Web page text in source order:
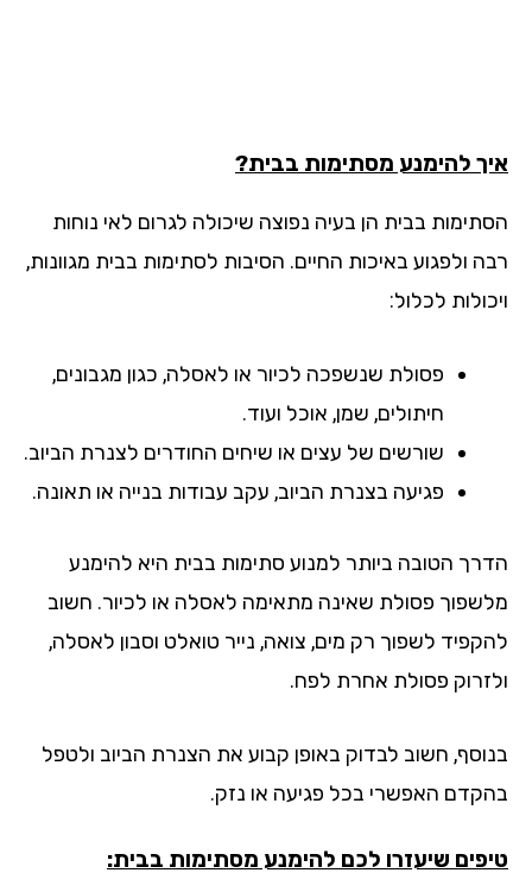
להימנע מסתימות בבית?
בבית הן בעיה נפוצה שיכולה לגרום לאי נוחות
ולפגוע באיכות החיים. הסיבות לסתימות בבית מגוונות,
לכלול:
פסולת שנשפכה לכיור או לאסלה, כגון מגבונים,
חיתולים, שמן, אוכל ועוד.
שורשים של עצים או שיחים החודרים לצנרת הביוב.
פגיעה בצנרת הביוב, עקב עבודות בנייה או תאונה.
הטובה ביותר למנוע סתימות בבית היא להימנע
פסולת שאינה מתאימה לאסלה או לכיור. חשוב
לשפוך רק מים, צואה, נייר טואלט וסבון לאסלה,
פסולת אחרת לפח.
חשוב לבדוק באופן קבוע את הצנרת הביוב ולטפל
האפשרי בכל פגיעה או נזק.
שיעזרו לכם להימנע מסתימות בבית: